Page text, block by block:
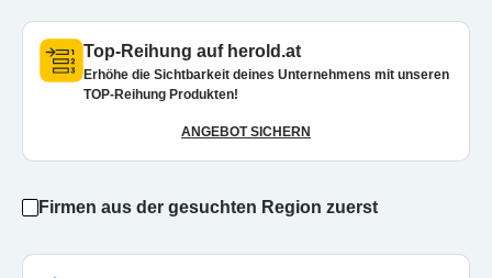
Top-Reihung auf herold.at
Erhöhe die Sichtbarkeit deines Unternehmens mit unseren
TOP-Reihung Produkten!
ANGEBOT SICHERN
Firmen aus der gesuchten Region zuerst